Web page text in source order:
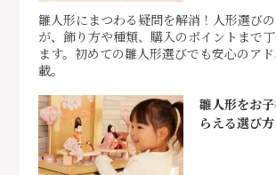
雛人形にまつわる疑問を解消！人形選びの
が、飾り方や種類、購入のポイントまで
ます。初めての雛人形選びでも安心のア
載。
雛人形をお
らえる選び方